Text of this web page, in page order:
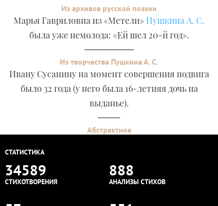
Из архивов русской поэзии
Марья Гавриловна из «Метели» Пушкина А. С.
была уже немолода: «Ей шел 20-й год».
Из творчества Пушкина А. С.
Ивану Сусанину на момент совершения подвига
было 32 года (у него была 16-летняя дочь на
выданье).
Абстрактное
СТАТИСТИКА
34589
СТИХОТВОРЕНИЯ
888
АНАЛИЗЫ СТИХОВ